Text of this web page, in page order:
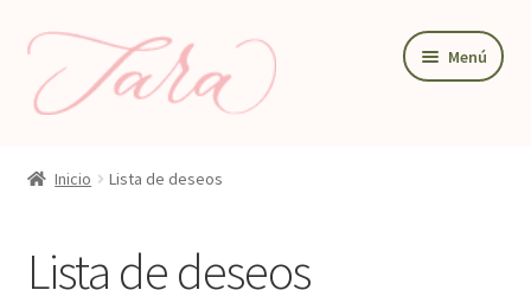
Ir
la
Ir
contenido
Menú
PAPELERIA DE BODA
DECORACIÓN PARA BODA
Inicio Lista de deseos
Lista de deseos